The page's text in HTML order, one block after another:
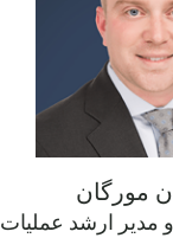
مورگان
مدیر ارشد عملیات